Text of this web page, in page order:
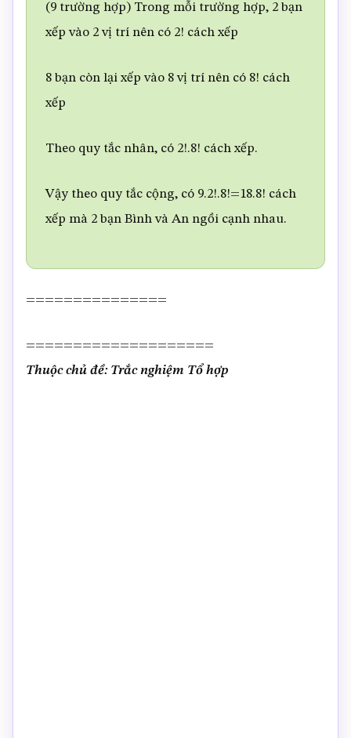
(9 trường hợp) Trong mỗi trường hợp, 2 bạn
xếp vào 2 vị trí nên có 2! cách xếp
8 bạn còn lại xếp vào 8 vị trí nên có 8! cách
xếp
Theo quy tắc nhân, có 2!.8! cách xếp.
Vậy theo quy tắc cộng, có 9.2!.8!=18.8! cách
xếp mà 2 bạn Bình và An ngồi cạnh nhau.
===============
====================
Thuộc chủ đề: Trắc nghiệm Tổ hợp